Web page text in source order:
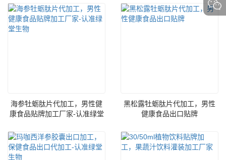
海参牡蛎肽片代加工，男性健
康食品贴牌加工厂家-认准绿堂
黑松露牡蛎肽片代加工，男性
健康食品出口贴牌